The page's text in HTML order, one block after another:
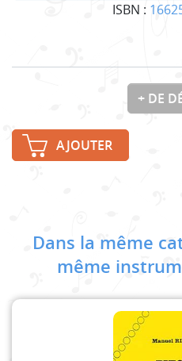
ISBN :
+ DE
AJOUTER
Dans la même
même